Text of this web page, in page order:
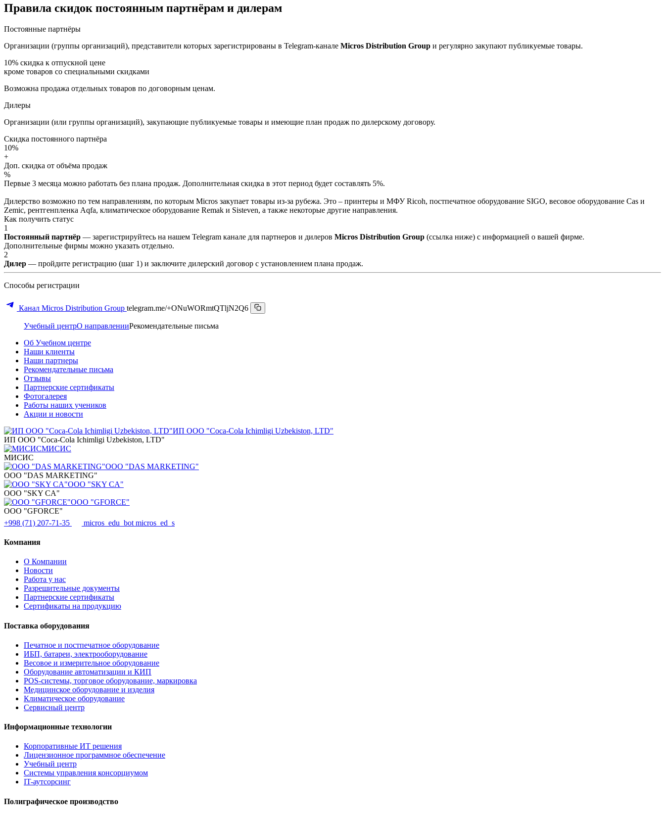
Правила скидок постоянным партнёрам и дилерам
Постоянные партнёры
Организации (группы организаций), представители которых зарегистрированы в Telegram-канале Micros Distribution Group и регулярно закупают публикуемые товары.
10% скидка к отпускной цене
кроме товаров со специальными скидками
Возможна продажа отдельных товаров по договорным ценам.
Дилеры
Организации (или группы организаций), закупающие публикуемые товары и имеющие план продаж по дилерскому договору.
Скидка постоянного партнёра
10%
+
Доп. скидка от объёма продаж
%
Первые 3 месяца можно работать без плана продаж. Дополнительная скидка в этот период будет составлять 5%.
Дилерство возможно по тем направлениям, по которым Micros закупает товары из-за рубежа. Это – принтеры и МФУ Ricoh, постпечатное оборудование SIGO, весовое оборудование Cas и
Zemic, рентгенпленка Aqfa, климатическое оборудование Remak и Sisteven, а также некоторые другие направления.
Как получить статус
1
Постоянный партнёр — зарегистрируйтесь на нашем Telegram канале для партнеров и дилеров Micros Distribution Group (ссылка ниже) с информацией о вашей фирме.
Дополнительные фирмы можно указать отдельно.
2
Дилер — пройдите регистрацию (шаг 1) и заключите дилерский договор с установлением плана продаж.
Способы регистрации
Канал Micros Distribution Group telegram.me/+ONuWORmtQTljN2Q6
Учебный центрО направленииРекомендательные письма
Об Учебном центре
Наши клиенты
Наши партнеры
Рекомендательные письма
Отзывы
Партнерские сертификаты
Фотогалерея
Работы наших учеников
Акции и новости
ИП ООО "Coca-Cola Ichimligi Uzbekiston, LTD"
ИП ООО "Coca-Cola Ichimligi Uzbekiston, LTD"
МИСИС
МИСИС
OOO "DAS MARKETING"
OOO "DAS MARKETING"
OOO "SKY CA"
OOO "SKY CA"
OOO "GFORCE"
OOO "GFORCE"
+998 (71) 207-71-35
micros_edu_bot micros_ed_s
Компания
О Компании
Новости
Работа у нас
Разрешительные документы
Партнерские сертификаты
Сертификаты на продукцию
Поставка оборудования
Печатное и постпечатное оборудование
ИБП, батареи, электрооборудование
Весовое и измерительное оборудование
Оборудование автоматизации и КИП
POS-системы, торговое оборудование, маркировка
Медицинское оборудование и изделия
Климатическое оборудование
Сервисный центр
Информационные технологии
Корпоративные ИТ решения
Лицензионное программное обеспечение
Учебный центр
Системы управления консорциумом
IT-аутсорсинг
Полиграфическое производство